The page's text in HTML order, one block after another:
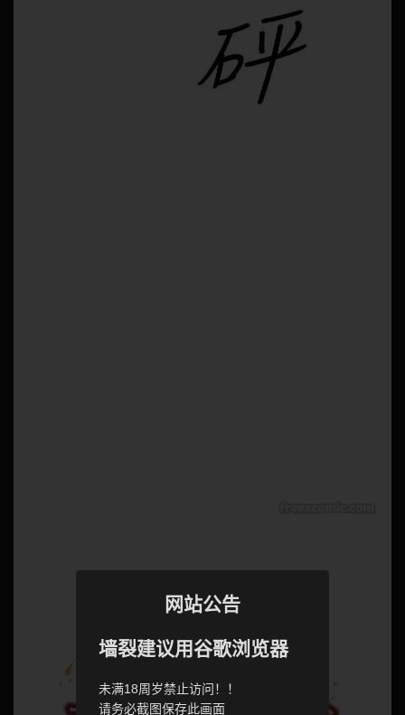
网站公告
墙裂建议用谷歌浏览器
未满18周岁禁止访问！！
请务必截图保存此画面